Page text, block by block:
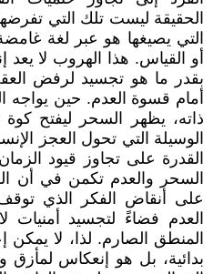
الحقيقة ليست تلك التي
التي يصيغها هو عبر لغة
أو القياس. هذا الهروب لا
بقدر ما هو تجسيد لرفض
أمام قسوة العدم. حين يواجه
ذاته، يظهر السحر ليفتح
الوسيلة التي تحول العجز
القدرة على تجاوز قيود
السحر والعدم تكمن في أن
على أنقاض الفكر الذي
العدم فضاءً لتجسيد أمنيات
المنطق الصارم. لذا، لا
بدائية، بل هو إنعكاس